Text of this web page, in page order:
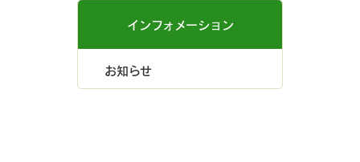
インフォメーション
お知らせ